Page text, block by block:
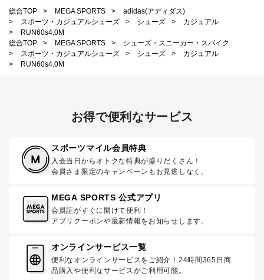
総合TOP > MEGA SPORTS >
adidas(アディダス)
>
スポーツ・カジュアルシューズ > シューズ >
カジュアル
>
RUN60s4.0M
総合TOP
> MEGA SPORTS >
シューズ・スニーカー・スパイク
>
スポーツ・カジュアルシューズ > シューズ >
カジュアル
>
RUN60s4.0M
お得で便利なサービス
スポーツマイル会員特典
入会当日からオトクな特典が盛りだくさん！
会員さま限定のキャンペーンもお見逃しなく。
MEGA SPORTS 公式アプリ
会員証がすぐに開けて便利！
アプリクーポンや最新情報をお知らせします。
オンラインサービス一覧
便利なオンラインサービスをご紹介！24時間365日商
品購入や便利なサービスがご利用可能。